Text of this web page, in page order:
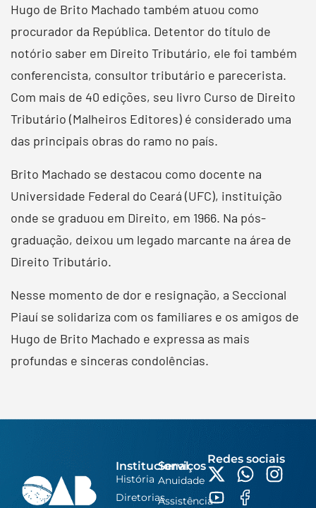
Hugo de Brito Machado também atuou como
procurador da República. Detentor do título de
notório saber em Direito Tributário, ele foi também
conferencista, consultor tributário e parecerista.
Com mais de 40 edições, seu livro Curso de Direito
Tributário (Malheiros Editores) é considerado uma
das principais obras do ramo no país.
Brito Machado se destacou como docente na
Universidade Federal do Ceará (UFC), instituição
onde se graduou em Direito, em 1966. Na pós-
graduação, deixou um legado marcante na área de
Direito Tributário.
Nesse momento de dor e resignação, a Seccional
Piauí se solidariza com os familiares e os amigos de
Hugo de Brito Machado e expressa as mais
profundas e sinceras condolências.
Institucional
História
Diretorias
Serviços
Anuidade
Assistência
Redes sociais